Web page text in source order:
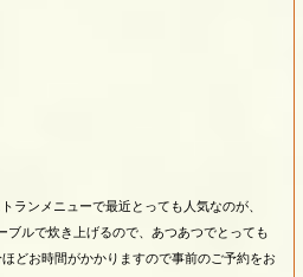
ランメニューで最近とっても人気なのが、
ルで炊き上げるので、 あつあつでとっても
どお時間がかかりますので事前のご予約をお